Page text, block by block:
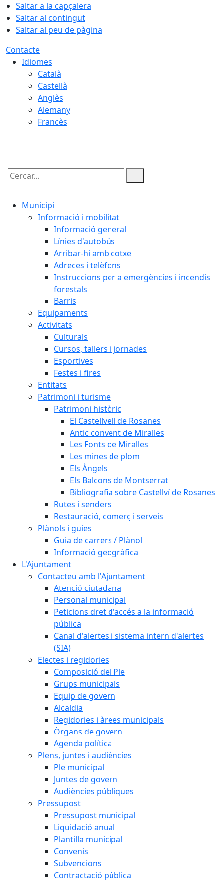
Saltar a la capçalera
Saltar al contingut
Saltar al peu de pàgina
Contacte
Idiomes
Català
Castellà
Anglès
Alemany
Francès
Cercar:
Municipi
Informació i mobilitat
Informació general
Línies d'autobús
Arribar-hi amb cotxe
Adreces i telèfons
Instruccions per a emergències i incendis
forestals
Barris
Equipaments
Activitats
Culturals
Cursos, tallers i jornades
Esportives
Festes i fires
Entitats
Patrimoni i turisme
Patrimoni històric
El Castellvell de Rosanes
Antic convent de Miralles
Les Fonts de Miralles
Les mines de plom
Els Àngels
Els Balcons de Montserrat
Bibliografia sobre Castellví de Rosanes
Rutes i senders
Restauració, comerç i serveis
Plànols i guies
Guia de carrers / Plànol
Informació geogràfica
L'Ajuntament
Contacteu amb l'Ajuntament
Atenció ciutadana
Personal municipal
Peticions dret d'accés a la informació
pública
Canal d'alertes i sistema intern d'alertes
(SIA)
Electes i regidories
Composició del Ple
Grups municipals
Equip de govern
Alcaldia
Regidories i àrees municipals
Òrgans de govern
Agenda política
Plens, juntes i audiències
Ple municipal
Juntes de govern
Audiències públiques
Pressupost
Pressupost municipal
Liquidació anual
Plantilla municipal
Convenis
Subvencions
Contractació pública